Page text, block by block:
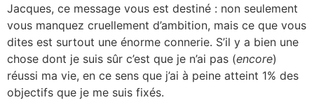
Jacques, ce message vous est destiné : non seulement
vous manquez cruellement d’ambition, mais ce que vous
dites est surtout une énorme connerie. S’il y a bien une
chose dont je suis sûr c’est que je n’ai pas (encore)
réussi ma vie, en ce sens que j’ai à peine atteint 1% des
objectifs que je me suis fixés.